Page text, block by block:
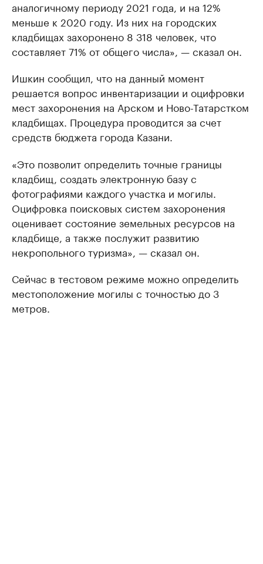
аналогичному периоду 2021 года, и на 12%
меньше к 2020 году. Из них на городских
кладбищах захоронено 8 318 человек, что
составляет 71% от общего числа», — сказал он.
Ишкин сообщил, что на данный момент
решается вопрос инвентаризации и оцифровки
мест захоронения на Арском и Ново-Татарстком
кладбищах. Процедура проводится за счет
средств бюджета города Казани.
«Это позволит определить точные границы
кладбищ, создать электронную базу с
фотографиями каждого участка и могилы.
Оцифровка поисковых систем захоронения
оценивает состояние земельных ресурсов на
кладбище, а также послужит развитию
некропольного туризма», — сказал он.
Сейчас в тестовом режиме можно определить
местоположение могилы с точностью до 3
метров.